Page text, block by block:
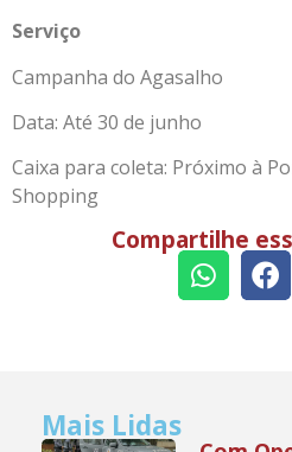
Serviço
Campanha do Agasalho
Data: Até 30 de junho
Caixa para coleta: Próximo à
Shopping
Compartilhe
Mais Lidas